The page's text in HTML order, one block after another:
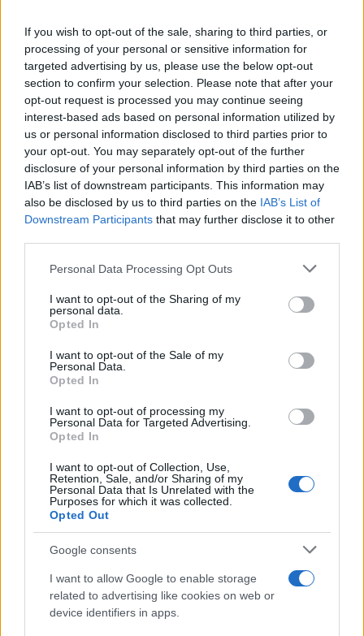
If you wish to opt-out of the sale, sharing to third parties, or
processing of your personal or sensitive information for
targeted advertising by us, please use the below opt-out
section to confirm your selection. Please note that after your
opt-out request is processed you may continue seeing
interest-based ads based on personal information utilized by
us or personal information disclosed to third parties prior to
your opt-out. You may separately opt-out of the further
disclosure of your personal information by third parties on the
IAB’s list of downstream participants. This information may
also be disclosed by us to third parties on the IAB’s List of
Downstream Participants that may further disclose it to other
Please note that this website/app uses one or more Google
not limited to your visit or usage behaviour. You may click to
grant or deny consent to Google and its third-party tags to
use your data for below specified purposes in below Google
consent section.
Personal Data Processing Opt Outs
I want to opt-out of the Sharing of my
personal data.
Opted In
I want to opt-out of the Sale of my
Personal Data.
Opted In
I want to opt-out of processing my
Personal Data for Targeted Advertising.
Opted In
I want to opt-out of Collection, Use,
Retention, Sale, and/or Sharing of my
Personal Data that Is Unrelated with the
Purposes for which it was collected.
Opted Out
Google consents
I want to allow Google to enable storage
related to advertising like cookies on web or
device identifiers in apps.
Sigue leyendo
El Brent cae un 8.3% y arrastra a las materias primas
Lucía Herrera · 7 Ago 2026